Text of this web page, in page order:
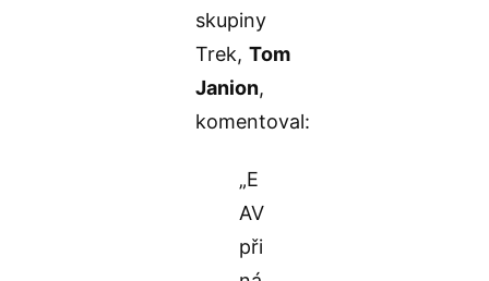
skupiny
Trek,Tom
Janion,
komentoval:
„E
AV
při